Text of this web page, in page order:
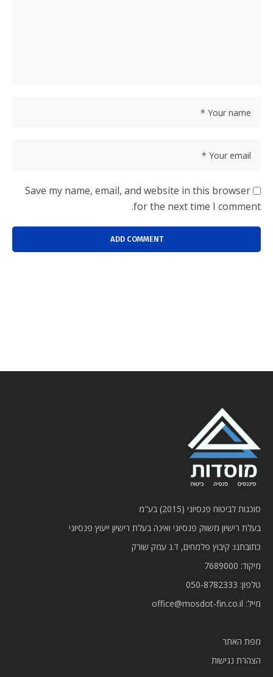
Save my name, email, and website in this browser
for the next time I comment.
סוכנות לביטוח פנסיוני (2015) בע"מ
בעלת רישיון משווק פנסיוני ואינה בעלת רישיון ייעוץ פנסיוני
כתובתנו: קיבוץ פלמחים, ד.נ עמק שורק
מיקוד: 7689000
טלפון: 050-8782333
מייל: office@mosdot-fin.co.il
מפת האתר
הצהרת נגישות